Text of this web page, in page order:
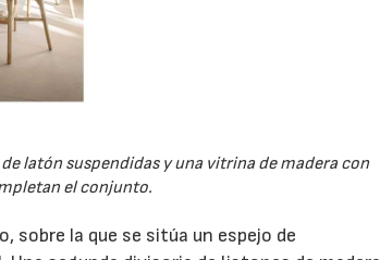
latón suspendidas y una vitrina de madera con
el conjunto.
sobre la que se sitúa un espejo de